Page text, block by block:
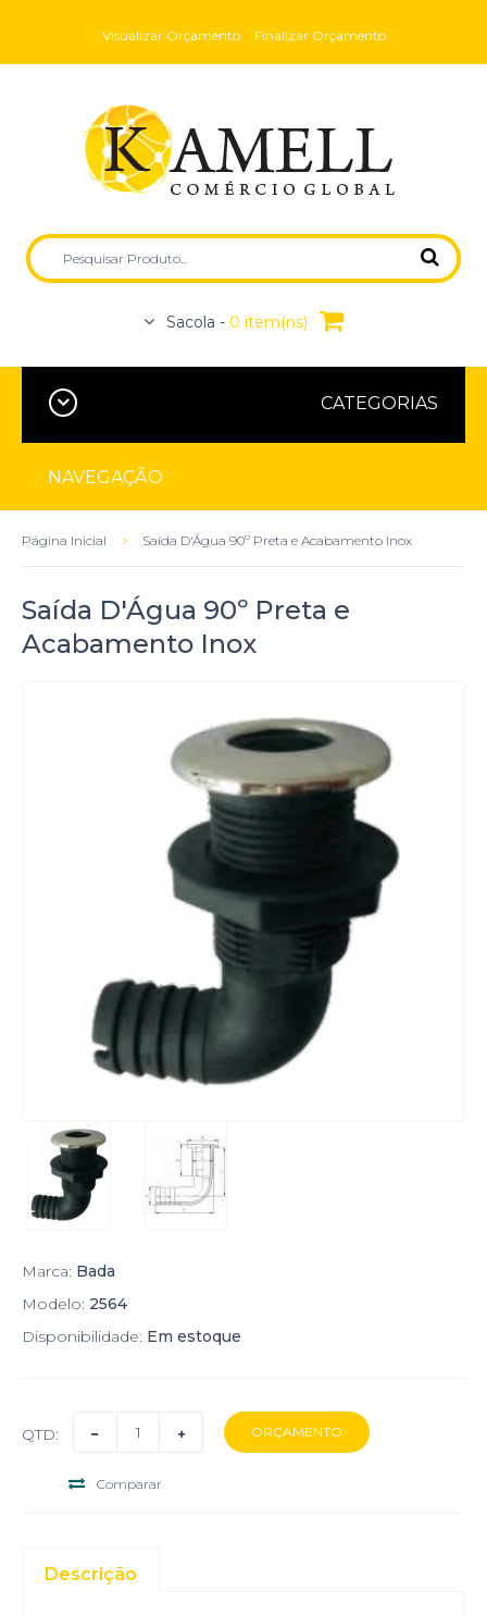
Visualizar Orçamento Finalizar Orçamento
Sacola - 0 item(ns)
CATEGORIAS
NAVEGAÇÃO
Página Inicial Saída D'Água 90º Preta e Acabamento Inox
Saída D'Água 90º Preta e
Acabamento Inox
Marca: Bada
Modelo: 2564
Disponibilidade: Em estoque
QTD:
Comparar
Descrição